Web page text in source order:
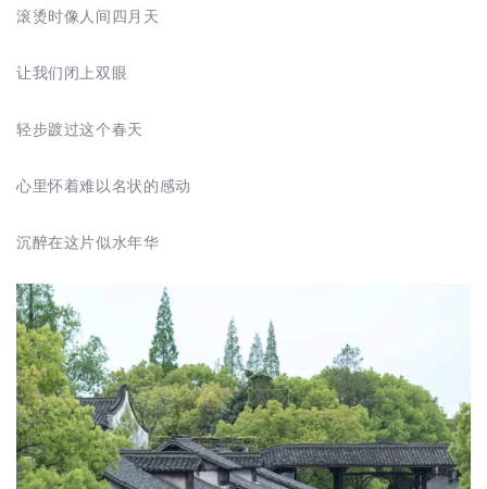
滚烫时像人间四月天
让我们闭上双眼
轻步踱过这个春天
心里怀着难以名状的感动
沉醉在这片似水年华